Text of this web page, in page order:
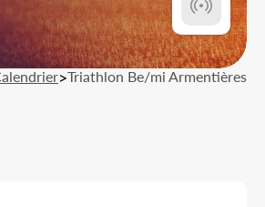
>Triathlon Be/mi Armentières